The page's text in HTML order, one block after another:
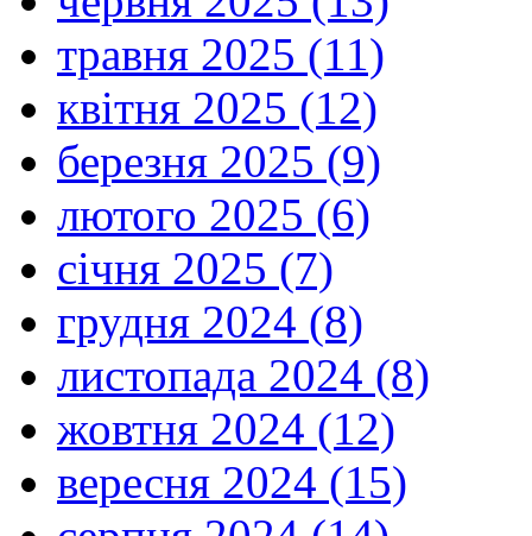
травня 2025 (11)
квітня 2025 (12)
березня 2025 (9)
лютого 2025 (6)
січня 2025 (7)
грудня 2024 (8)
листопада 2024 (8)
жовтня 2024 (12)
вересня 2024 (15)